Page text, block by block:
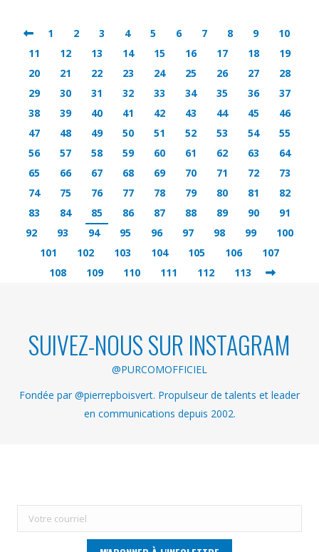
1 2 3 4 5 6 7 8 9
10
11
12 13 14 15 16 17 18
19
20
21 22 23 24 25 26 27
28
29
30 31 32 33 34 35 36
37
38
39 40 41 42 43 44 45
46
47
48 49 50 51 52 53 54
55
56
57 58 59 60 61 62 63
64
65
66 67 68 69 70 71 72
73
74
75 76 77 78 79 80 81
82
83
84 85 86 87 88 89 90
91
92
93 94 95 96 97 98 99
100
101
102 103 104 105 106
107
108
109 110 111 112 113
SUIVEZ-NOUS SUR INSTAGRAM
@PURCOMOFFICIEL
Fondée par @pierrepboisvert. Propulseur de talents et leader
en communications depuis 2002.